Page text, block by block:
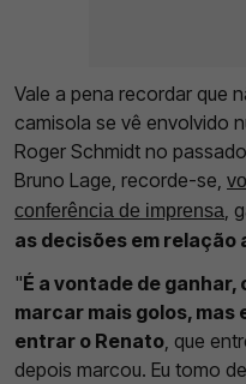
Vale a pena recordar que
camisola se vê envolvido
Roger Schmidt no
Bruno Lage, recorde-se,
conferência de imprensa,
as decisões em relação
"É a vontade de
marcar mais golos,
entrar o Renato, que
depois marcou. Eu tomo